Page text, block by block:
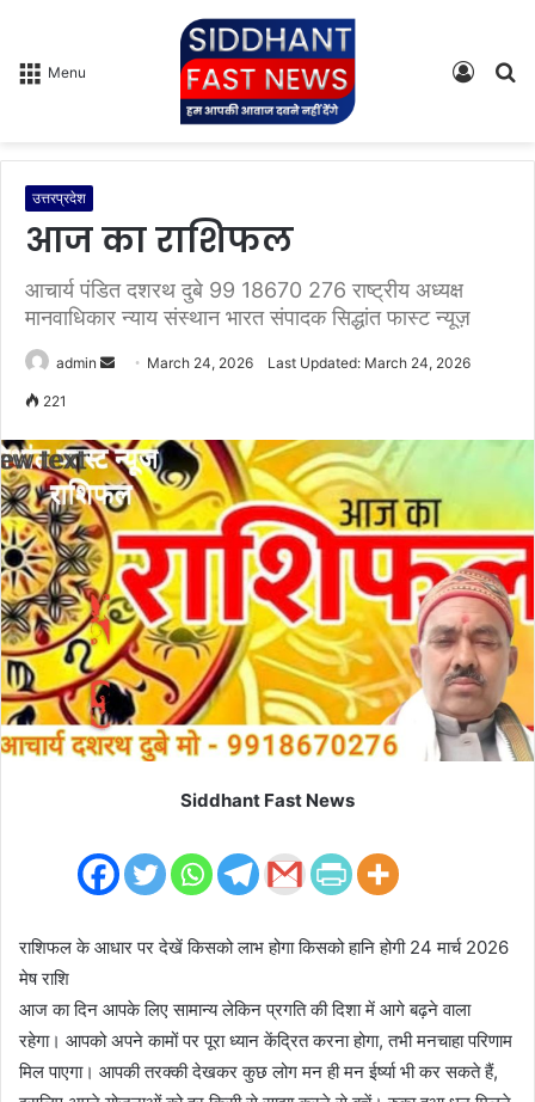
Menu
Log
उत्तरप्रदेश
आज का राशिफल
आचार्य पंडित दशरथ दुबे 99 18670 276 राष्ट्रीय अध्यक्ष
मानवाधिकार न्याय संस्थान भारत संपादक सिद्धांत फास्ट न्यूज़
admin
d
a
n
e
m
a
i
l
March 24, 2026 Last Updated: March 24, 2026
221
Siddhant Fast News
राशिफल के आधार पर देखें किसको लाभ होगा किसको हानि होगी 24 मार्च 2026
मेष राशि
आज का दिन आपके लिए सामान्य लेकिन प्रगति की दिशा में आगे बढ़ने वाला
रहेगा। आपको अपने कामों पर पूरा ध्यान केंद्रित करना होगा, तभी मनचाहा परिणाम
मिल पाएगा। आपकी तरक्की देखकर कुछ लोग मन ही मन ईर्ष्या भी कर सकते हैं,